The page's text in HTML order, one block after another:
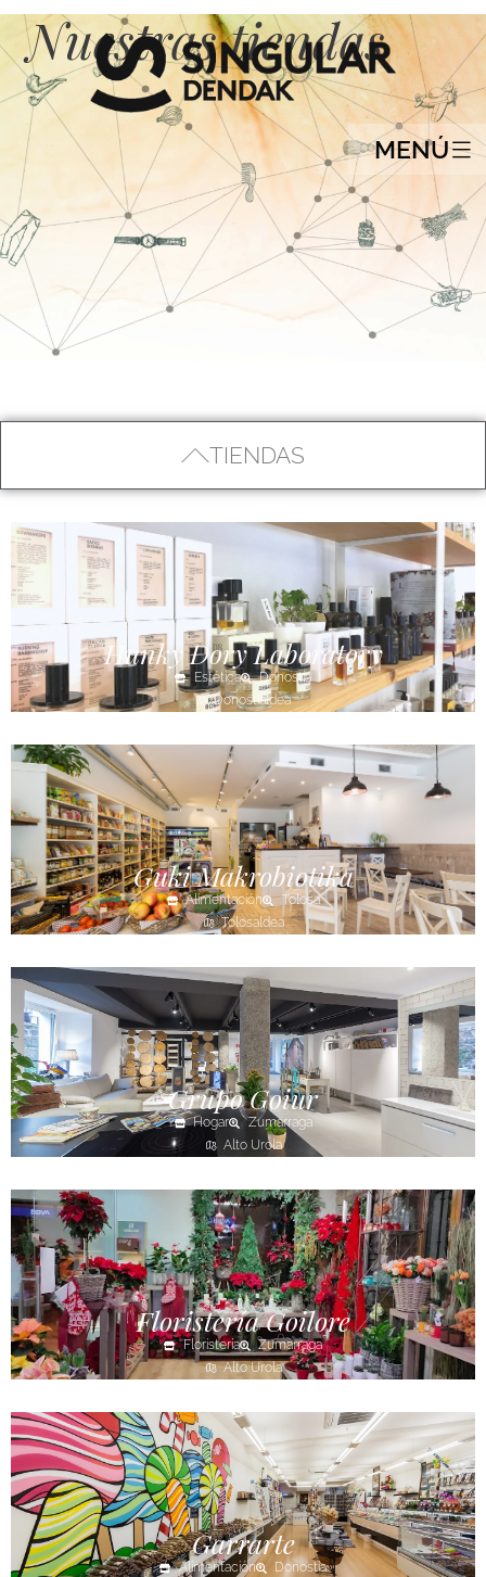
MENÚ
Nuestras tiendas
TIENDAS
Hunky Dory Laboratory
Estética
Donostia
Donostialdea
Guki Makrobiotika
Alimentación
Tolosa
Tolosaldea
Grupo Goiur
Hogar
Zumarraga
Alto Urola
Floristería Goilore
Floristería
Zumarraga
Alto Urola
Garrarte
Alimentación
Donostia